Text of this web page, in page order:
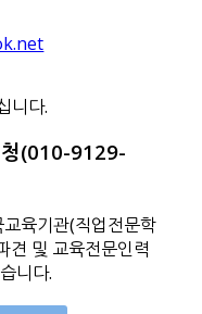
니다.
(010-9129-
육기관(직업전문학
견 및 교육전문인력
니다.